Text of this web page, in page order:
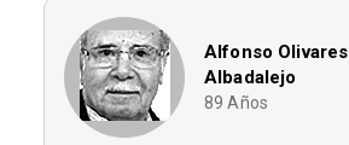
Alfonso Olivares
Albadalejo
89 Años